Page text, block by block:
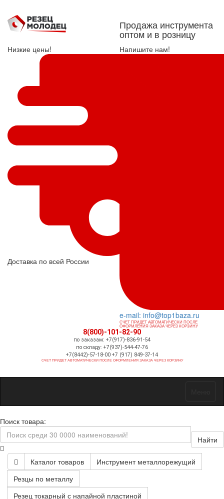
Продажа инструмента
оптом и в розницу
Низкие цены!
Доставка по всей России
Напишите нам!
e-mail: info@top1baza.ru
СЧЕТ ПРИДЕТ АВТОМАТИЧЕСКИ ПОСЛЕ
ОФОРМЛЕНИЯ ЗАКАЗА ЧЕРЕЗ КОРЗИНУ
8(800)-101-82-90
по заказам: +7(917)-836-91-54
по складу: +7(937)-544-47-76
+7(8442)-57-18-00 +7 (917) 849-37-14
СЧЕТ ПРИДЕТ АВТОМАТИЧЕСКИ ПОСЛЕ ОФОРМЛЕНИЯ ЗАКАЗА ЧЕРЕЗ КОРЗИНУ
Поиск товара:
Найти
Каталог товаров
Инструмент металлорежущий
Резцы по металлу
Резец токарный с напайной пластиной